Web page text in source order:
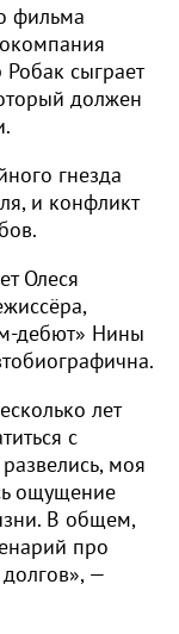
фильма
сыграет
должен
гнезда
и конфликт
Олеся
дебют» Нины
лет
с
моя
ощущение
В общем,
про
—